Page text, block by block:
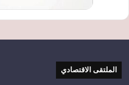
الملتقى الاقتصادي